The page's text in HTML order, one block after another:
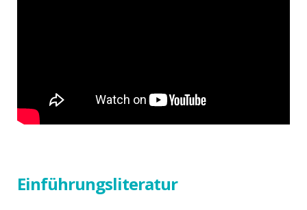
Einführungsliteratur